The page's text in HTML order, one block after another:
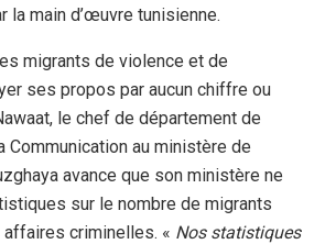
la main d’œuvre tunisienne.
migrants de violence et de
ses propos par aucun chiffre ou
le chef de département de
Communication au ministère de
avance que son ministère ne
sur le nombre de migrants
criminelles. « Nos statistiques